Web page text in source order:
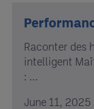
Raconter des
intelligent
: ...
June 11, 2025